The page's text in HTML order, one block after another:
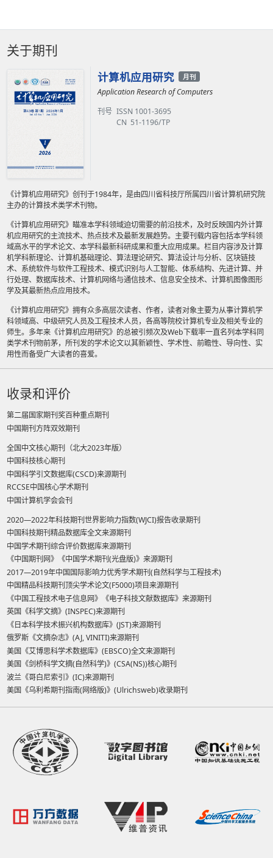
关于期刊
计算机应用研究 月刊
Application Research of Computers
刊号 ISSN 1001-3695
CN 51-1196/TP
《计算机应用研究》创刊于1984年，是由四川省科技厅所属四川省计算机研究院
主办的计算技术类学术刊物。
《计算机应用研究》瞄准本学科领域迫切需要的前沿技术，及时反映国内外计算
机应用研究的主流技术、热点技术及最新发展趋势。主要刊载内容包括本学科领
域高水平的学术论文、本学科最新科研成果和重大应用成果。栏目内容涉及计算
机学科新理论、计算机基础理论、算法理论研究、算法设计与分析、区块链技
术、系统软件与软件工程技术、模式识别与人工智能、体系结构、先进计算、并
行处理、数据库技术、计算机网络与通信技术、信息安全技术、计算机图像图形
学及其最新热点应用技术。
《计算机应用研究》拥有众多高层次读者、作者，读者对象主要为从事计算机学
科领域高、中级研究人员及工程技术人员，各高等院校计算机专业及相关专业的
师生。多年来《计算机应用研究》的总被引频次及Web下载率一直名列本学科同
类学术刊物前茅，所刊发的学术论文以其新颖性、学术性、前瞻性、导向性、实
用性而备受广大读者的喜爱。
收录和评价
第二届国家期刊奖百种重点期刊
中国期刊方阵双效期刊
全国中文核心期刊（北大2023年版）
中国科技核心期刊
中国科学引文数据库(CSCD)来源期刊
RCCSE中国核心学术期刊
中国计算机学会会刊
2020—2022年科技期刊世界影响力指数(WJCI)报告收录期刊
中国科技期刊精品数据库全文来源期刊
中国学术期刊综合评价数据库来源期刊
《中国期刊网》《中国学术期刊(光盘版)》来源期刊
2017—2019年中国国际影响力优秀学术期刊(自然科学与工程技术)
中国精品科技期刊顶尖学术论文(F5000)项目来源期刊
《中国工程技术电子信息网》《电子科技文献数据库》来源期刊
英国《科学文摘》(INSPEC)来源期刊
《日本科学技术振兴机构数据库》(JST)来源期刊
俄罗斯《文摘杂志》(AJ, VINITI)来源期刊
美国《艾博思科学术数据库》(EBSCO)全文来源期刊
美国《剑桥科学文摘(自然科学)》(CSA(NS))核心期刊
波兰《哥白尼索引》(IC)来源期刊
美国《乌利希期刊指南(网络版)》(Ulrichsweb)收录期刊